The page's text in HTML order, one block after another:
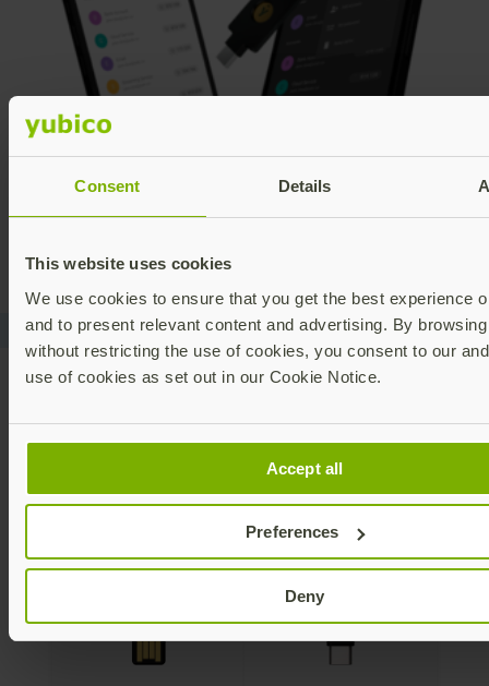
Consent Details
This website uses cookies
We use cookies to ensure that you get the best experience
and to present relevant content and advertising. By
without restricting the use of cookies, you consent to our
use of cookies as set out in our Cookie Notice.
Accept all
Preferences
Deny